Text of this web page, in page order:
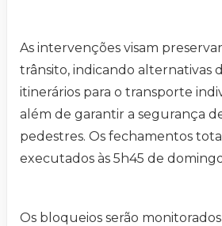
As intervenções visam
trânsito, indicando alternativas
itinerários para o transporte
além de garantir a segurança
pedestres. Os fechamentos
executados às 5h45 de
Os bloqueios serão